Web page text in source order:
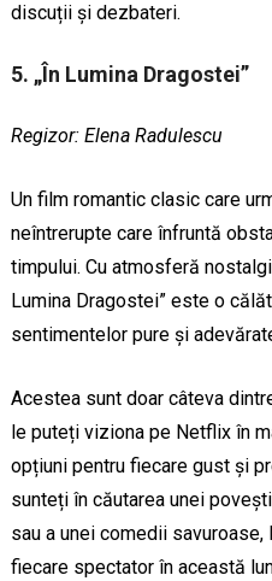
discuții și dezbateri.
5. „În Lumina Dragostei”
Regizor: Elena Radulescu
Un film romantic clasic care
neîntrerupte care înfruntă
timpului. Cu atmosferă
Lumina Dragostei” este o
sentimentelor pure și
Acestea sunt doar câteva
le puteți viziona pe Netflix în
opțiuni pentru fiecare gust și
sunteți în căutarea unei
sau a unei comedii
fiecare spectator în această